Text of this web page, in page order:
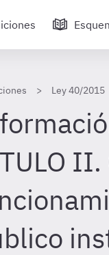
Ley 40/2015
II.